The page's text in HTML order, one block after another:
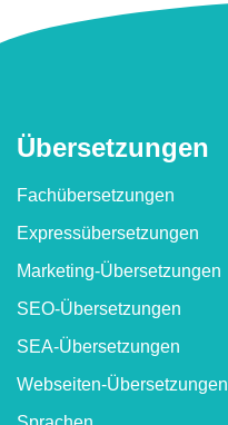
Überset­zungen
Fachübersetzungen
Express­übersetzungen
Marketing-Übersetzungen
SEO-Übersetzungen
SEA-Übersetzungen
Webseiten-Übersetzungen